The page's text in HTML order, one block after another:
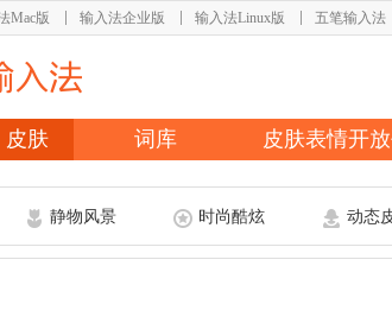
Mac版 输入法企业版 输入法Linux版 五笔输入法
皮肤 词库 皮肤表情开
静物风景 时尚酷炫 动态